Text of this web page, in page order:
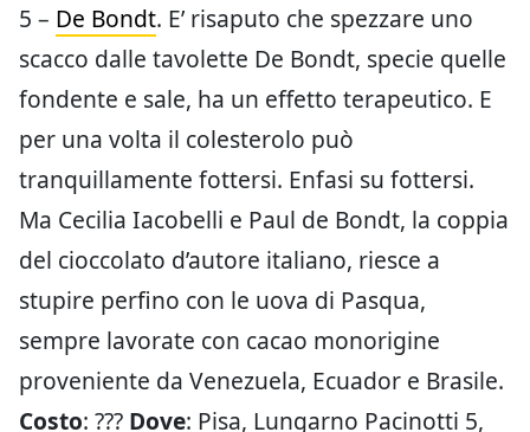
5 – De Bondt. E’ risaputo che spezzare uno
scacco dalle tavolette De Bondt, specie quelle
fondente e sale, ha un effetto terapeutico. E
per una volta il colesterolo può
tranquillamente fottersi. Enfasi su fottersi.
Ma Cecilia Iacobelli e Paul de Bondt, la coppia
del cioccolato d’autore italiano, riesce a
stupire perfino con le uova di Pasqua,
sempre lavorate con cacao monorigine
proveniente da Venezuela, Ecuador e Brasile.
Costo: ??? Dove: Pisa, Lungarno Pacinotti 5,